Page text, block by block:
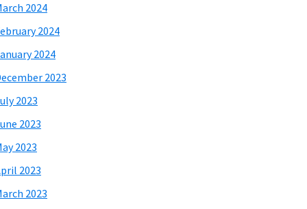
2024
2024
2024
2023
2023
2023
2023
2023
2023